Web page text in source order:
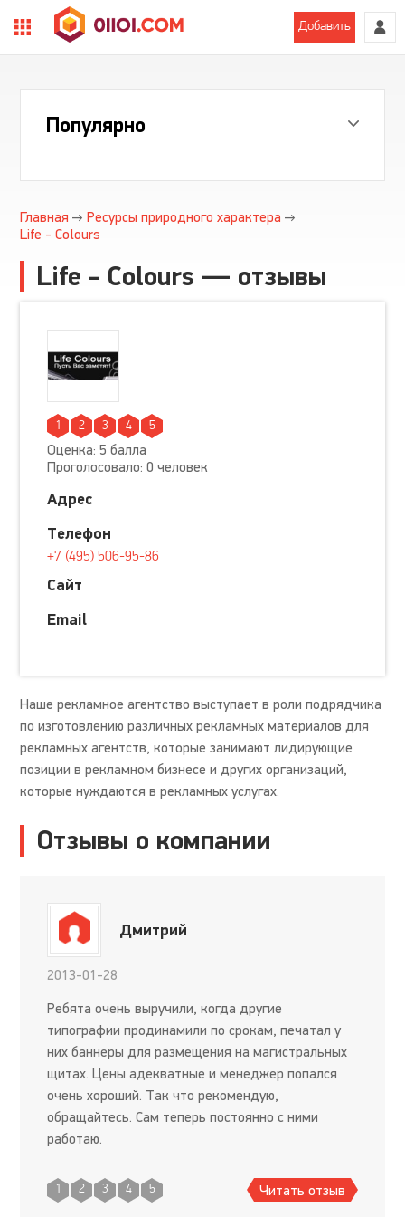
Добавить
Популярно
Главная
Ресурсы природного характера
Life - Colours
Life - Colours — отзывы
1 2 3 4 5
Оценка: 5 балла
Проголосовало: 0 человек
Адрес
Телефон
+7 (495) 506-95-86
Сайт
Email
Наше рекламное агентство выступает в роли подрядчика
по изготовлению различных рекламных материалов для
рекламных агентств, которые занимают лидирующие
позиции в рекламном бизнесе и других организаций,
которые нуждаются в рекламных услугах.
Отзывы о компании
Дмитрий
2013-01-28
Ребята очень выручили, когда другие
типографии продинамили по срокам, печатал у
них баннеры для размещения на магистральных
щитах. Цены адекватные и менеджер попался
очень хороший. Так что рекомендую,
обращайтесь. Сам теперь постоянно с ними
работаю.
1 2 3 4 5 Читать отзыв